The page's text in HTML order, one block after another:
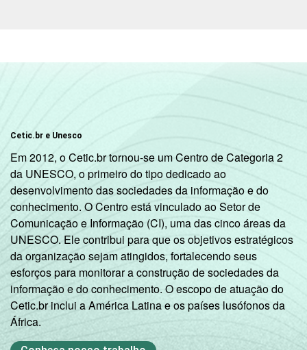
Cetic.br e Unesco
Em 2012, o Cetic.br tornou-se um Centro de Categoria 2
da UNESCO, o primeiro do tipo dedicado ao
desenvolvimento das sociedades da informação e do
conhecimento. O Centro está vinculado ao Setor de
Comunicação e Informação (CI), uma das cinco áreas da
UNESCO. Ele contribui para que os objetivos estratégicos
da organização sejam atingidos, fortalecendo seus
esforços para monitorar a construção de sociedades da
informação e do conhecimento. O escopo de atuação do
Cetic.br inclui a América Latina e os países lusófonos da
África.